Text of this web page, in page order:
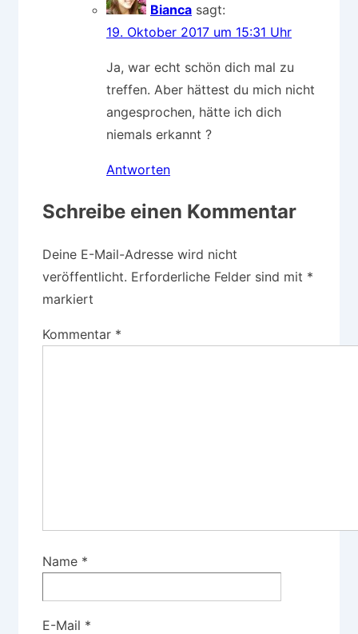
Bianca sagt:
19. Oktober 2017 um 15:31 Uhr
Ja, war echt schön dich mal zu
treffen. Aber hättest du mich nicht
angesprochen, hätte ich dich
niemals erkannt ?
Antworten
Schreibe einen Kommentar
Deine E-Mail-Adresse wird nicht
veröffentlicht. Erforderliche Felder sind mit *
markiert
Kommentar *
Name *
E-Mail *